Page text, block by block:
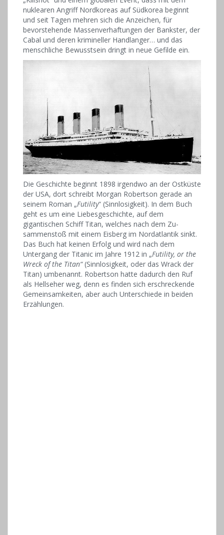
nuklearen Angriff Nordkoreas auf Südkorea beginnt
und seit Tagen mehren sich die Anzeichen, für
bevorstehende Massenverhaftungen der Bankster, der
Cabal und deren krimineller Handlanger… und das
menschliche Bewusstsein dringt in neue Gefilde ein.
Die Geschichte beginnt 1898 irgendwo an der Ostküste
der USA, dort schreibt Morgan Robertson gerade an
seinem Roman „Futility“ (Sinnlosigkeit). In dem Buch
geht es um eine Liebesgeschichte, auf dem
gigantischen Schiff Titan, welches nach dem Zu-
sammenstoß mit einem Eisberg im Nordatlantik sinkt.
Das Buch hat keinen Erfolg und wird nach dem
Untergang der Titanic im Jahre 1912 in „Futility, or the
Wreck of the Titan“(Sinnlosigkeit, oder das Wrack der
Titan) umbenannt. Robertson hatte dadurch den Ruf
als Hellseher weg, denn es finden sich erschreckende
Gemeinsamkeiten, aber auch Unterschiede in beiden
Erzählungen.